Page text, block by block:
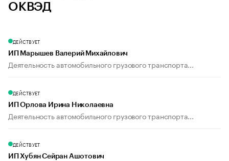
ОКВЭД
ДЕЙСТВУЕТ
ИП Марышев Валерий Михайлович
Деятельность автомобильного грузового транспорта...
ДЕЙСТВУЕТ
ИП Орлова Ирина Николаевна
Деятельность автомобильного грузового транспорта...
ДЕЙСТВУЕТ
ИП Хубян Сейран Ашотович